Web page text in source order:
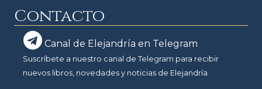
Contacto
Canal de Elejandría en Telegram
Suscríbete a nuestro canal de Telegram para recibir
nuevos libros, novedades y noticias de Elejandría